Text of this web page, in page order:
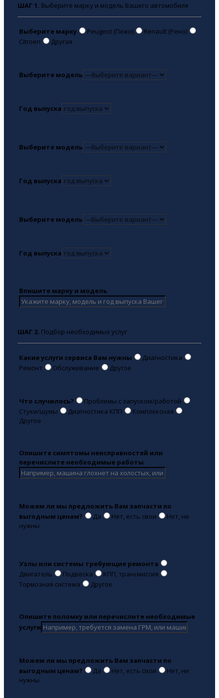
ШАГ 1. Выберите марку и модель Вашего автомобиля
Выберите марку Peugeot (Пежо)
Renault (Рено)
Citroen
Другая
Выберите модель
Год выпуска
Выберите модель
Год выпуска
Выберите модель
Год выпуска
Впишите марку и модель
ШАГ 2. Подбор необходимых услуг
Какие услуги сервиса Вам нужны
Диагностика
Ремонт
Обслуживание Другое
Что случилось?
Проблемы с запуском/работой
Стуки/шумы
Диагностика КПП
Комплексная
Другое
Опишите симптомы неисправностей или
перечислите необходимые работы
Можем ли мы предложить Вам запчасти по
выгодным ценам?
Да Нет, есть свои
Нет, не
нужны
Узлы или системы требующие ремонта
Двигатель
Подвеска
КПП, трансмиссия
Тормозная система
Другое
Опишите поломку или перечислите необходимые
услуги
Можем ли мы предложить Вам запчасти по
выгодным ценам?
Да Нет, есть свои
Нет, не
нужны